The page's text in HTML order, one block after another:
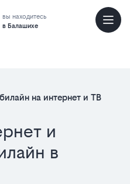
вы находитесь
в Балашихе
на интернет и ТВ
и
в